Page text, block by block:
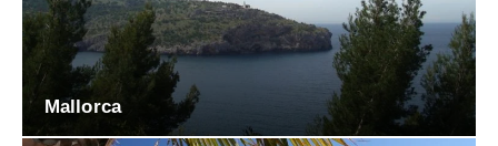
Mallorca